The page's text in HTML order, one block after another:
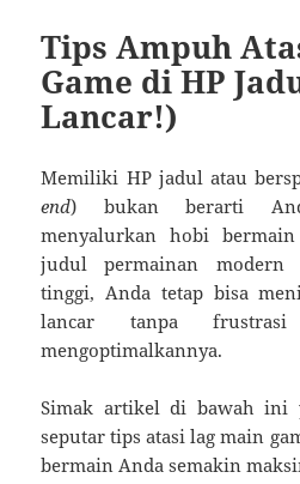
Tips Ampuh
Game di HP
Lancar!)
Memiliki HP jadul atau
end) bukan berarti
menyalurkan hobi
judul permainan modern
tinggi, Anda tetap bisa
lancar tanpa
mengoptimalkannya.
Simak artikel di bawah ini
seputar tips atasi lag main
bermain Anda semakin